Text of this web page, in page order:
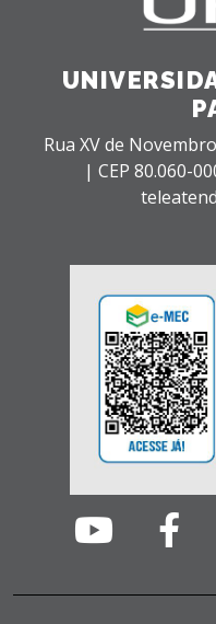
Rua XV de
| CEP 80.060-